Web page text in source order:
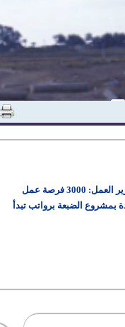
وزير العمل: 3000 فرصة عمل
بمشروع الضبعة برواتب تبدأ